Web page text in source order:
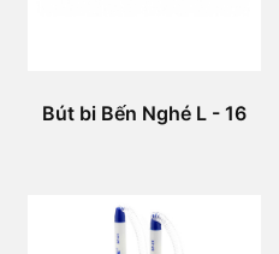
Bút bi Bến Nghé L - 16